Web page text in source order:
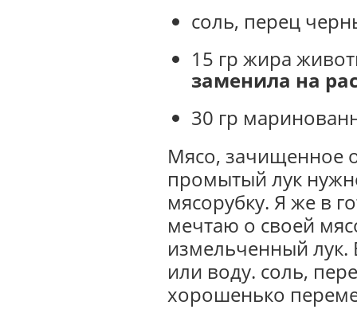
соль, перец
15 гр жира
заменила на
30 гр
Мясо, зачищенное
промытый лук
мясорубку. Я же в
мечтаю о своей
измельченный лук.
или воду. соль,
хорошенько